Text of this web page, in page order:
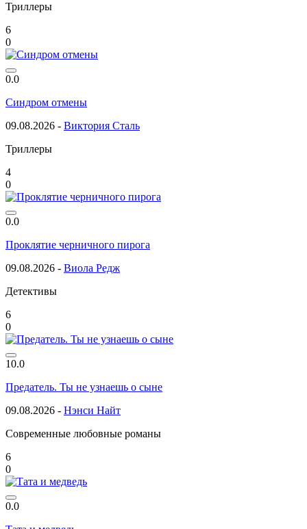
Триллеры
6
0
0.0
Синдром отмены
09.08.2026 - Виктория Сталь
Триллеры
4
0
0.0
Проклятие черничного пирога
09.08.2026 - Виола Редж
Детективы
6
0
10.0
Предатель. Ты не узнаешь о сыне
09.08.2026 - Нэнси Найт
Современные любовные романы
6
0
0.0